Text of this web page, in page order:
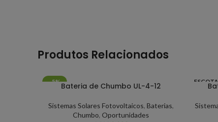
Produtos Relacionados
-5%Bateria de Chumbo UL-4-12
Sistemas Solares Fotovoltaicos, Baterias,
Chumbo, Oportunidades